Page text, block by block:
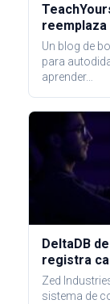
reemplaza
Un blog de
para
aprender…
DeltaDB
registra
Zed
sistema de